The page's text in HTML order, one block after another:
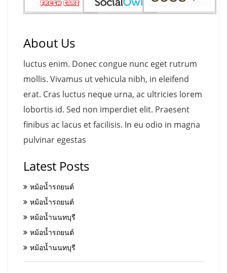
About Us
luctus enim. Donec congue nunc eget rutrum
mollis. Vivamus ut vehicula nibh, in eleifend
erat. Cras luctus neque urna, ac ultricies lorem
lobortis id. Sed non imperdiet elit. Praesent
finibus ac lacus et facilisis. In eu odio in magna
pulvinar egestas
Latest Posts
หม้อน้ำรถยนต์
หม้อน้ำรถยนต์
หม้อน้ำนนทบุรี
หม้อน้ำรถยนต์
หม้อน้ำนนทบุรี